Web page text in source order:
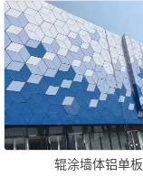
辊涂墙体铝单板